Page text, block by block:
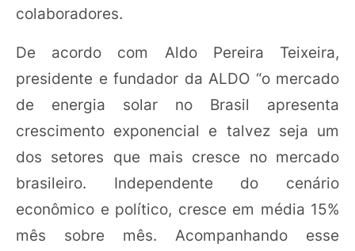
colaboradores.
De acordo com Aldo Pereira Teixeira,
presidente e fundador da ALDO “o mercado
de energia solar no Brasil apresenta
crescimento exponencial e talvez seja um
dos setores que mais cresce no mercado
brasileiro. Independente do cenário
econômico e político, cresce em média 15%
mês sobre mês. Acompanhando esse